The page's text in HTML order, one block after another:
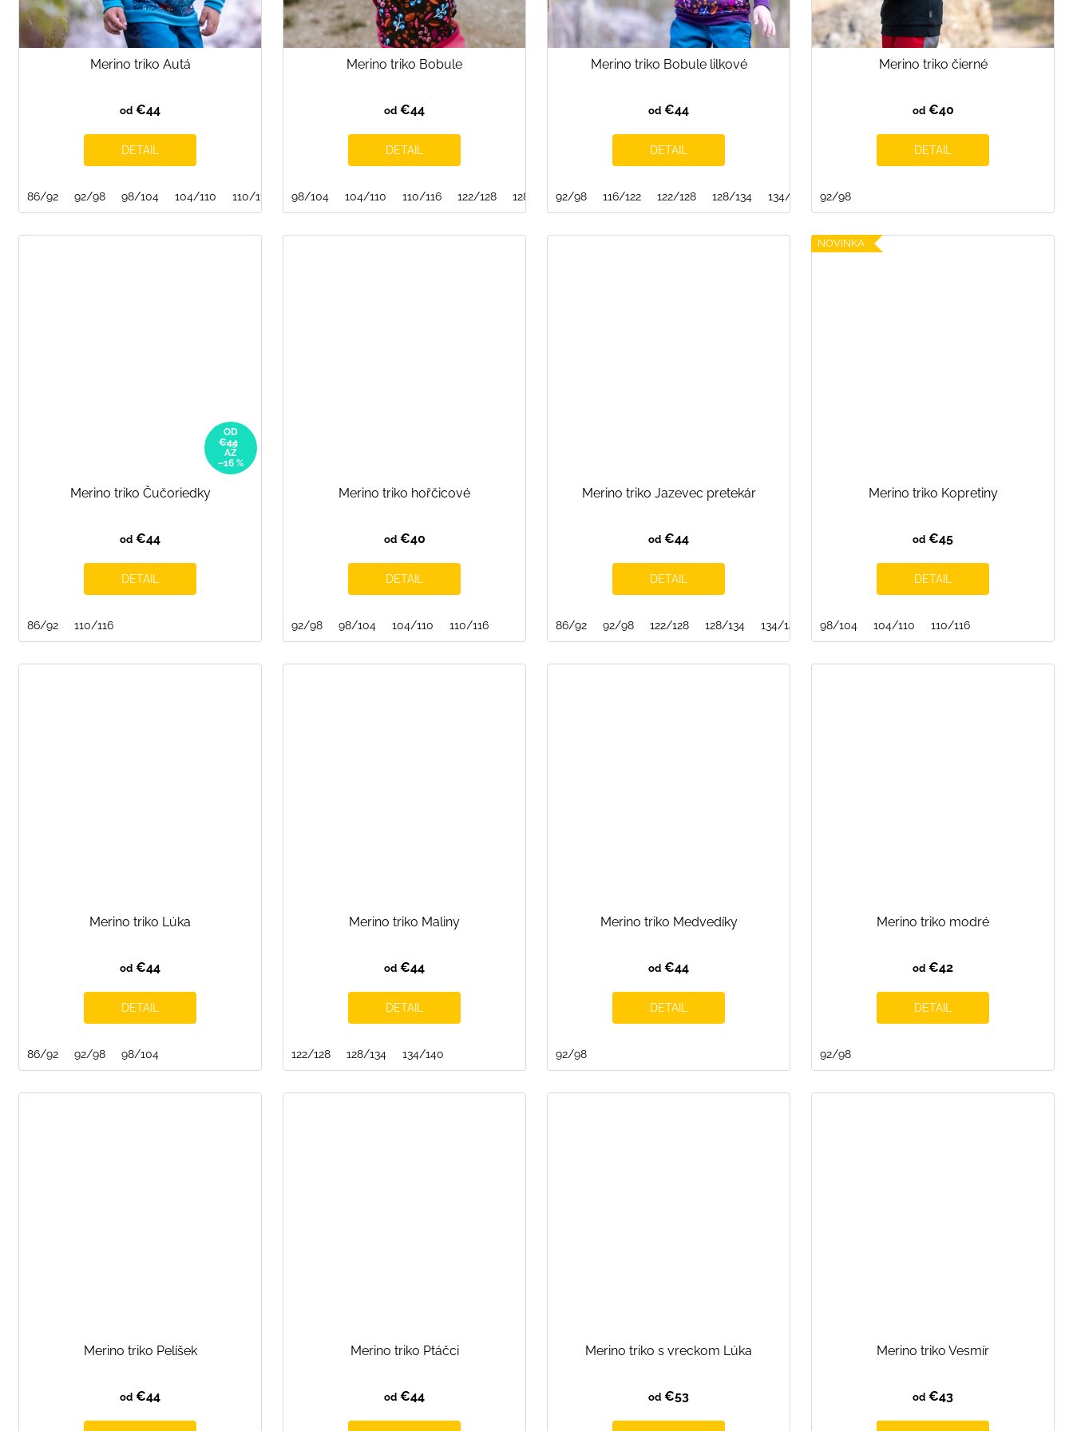
k
o
Merino triko Autá
od €44
DETAIL
86/92 92/98 98/104 104/110 110/116 122/128 128/134 134/140
Merino triko Bobule
od €44
DETAIL
98/104 104/110 110/116 122/128 128/134 134/140
Merino triko Bobule lilkové
od €44
DETAIL
92/98 116/122 122/128 128/134 134/140
Merino triko čierné
od€40
DETAIL
92/98
OD
€44
AŽ
–16 %
Merino triko Čučoriedky
od €44
DETAIL
86/92 110/116
Merino triko hořčicové
od€40
DETAIL
92/98 98/104 104/110 110/116
Merino triko Jazevec pretekár
od €44
DETAIL
86/92 92/98 122/128 128/134 134/140
NOVINKA
Merino triko Kopretiny
od €45
DETAIL
98/104 104/110 110/116
Merino triko Lúka
od €44
DETAIL
86/92 92/98 98/104
Merino triko Maliny
od €44
DETAIL
122/128 128/134 134/140
Merino triko Medvedíky
od €44
DETAIL
92/98
Merino triko modré
od €42
DETAIL
92/98
Merino triko Pelíšek
od €44
Merino triko Ptáčci
od €44
Merino triko s vreckom Lúka
od €53
Merino triko Vesmír
od €43